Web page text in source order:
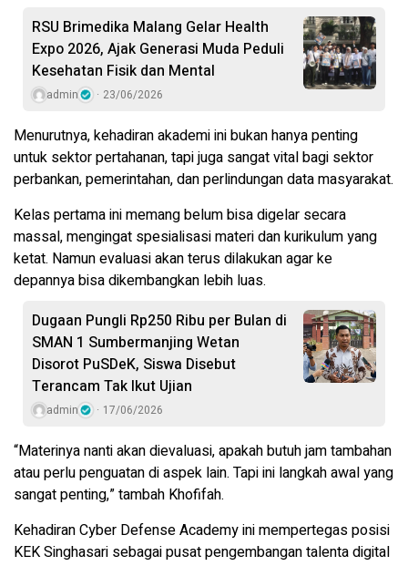
RSU Brimedika Malang Gelar Health
Expo 2026, Ajak Generasi Muda Peduli
Kesehatan Fisik dan Mental
admin 23/06/2026
Menurutnya, kehadiran akademi ini bukan hanya penting
untuk sektor pertahanan, tapi juga sangat vital bagi sektor
perbankan, pemerintahan, dan perlindungan data masyarakat.
Kelas pertama ini memang belum bisa digelar secara
massal, mengingat spesialisasi materi dan kurikulum yang
ketat. Namun evaluasi akan terus dilakukan agar ke
depannya bisa dikembangkan lebih luas.
Dugaan Pungli Rp250 Ribu per Bulan di
SMAN 1 Sumbermanjing Wetan
Disorot PuSDeK, Siswa Disebut
Terancam Tak Ikut Ujian
admin 17/06/2026
“Materinya nanti akan dievaluasi, apakah butuh jam tambahan
atau perlu penguatan di aspek lain. Tapi ini langkah awal yang
sangat penting,” tambah Khofifah.
Kehadiran Cyber Defense Academy ini mempertegas posisi
KEK Singhasari sebagai pusat pengembangan talenta digital